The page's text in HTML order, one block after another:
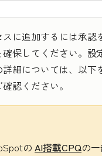
に追加するには承
保してください。設
細については、以下
認ください。
の AI搭載CPQの